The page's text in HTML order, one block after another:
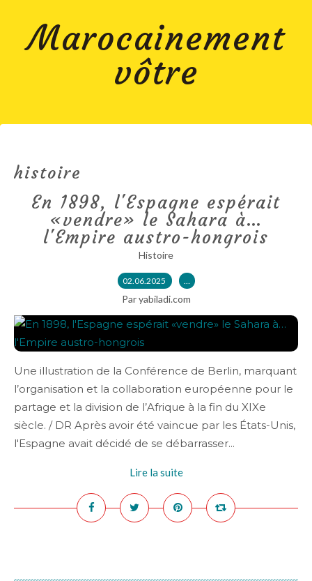
Marocainement
vôtre
histoire
En 1898, l'Espagne espérait
«vendre» le Sahara à…
l'Empire austro-hongrois
Histoire
02.06.2025 …
Par yabiladi.com
Une illustration de la Conférence de Berlin, marquant
l’organisation et la collaboration européenne pour le
partage et la division de l’Afrique à la fin du XIXe
siècle. / DR Après avoir été vaincue par les États-Unis,
l'Espagne avait décidé de se débarrasser...
Lire la suite